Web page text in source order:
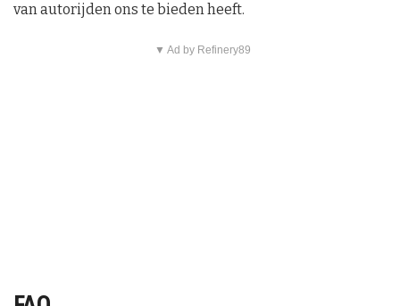
van autorijden ons te bieden heeft.
▼ Ad by Refinery89